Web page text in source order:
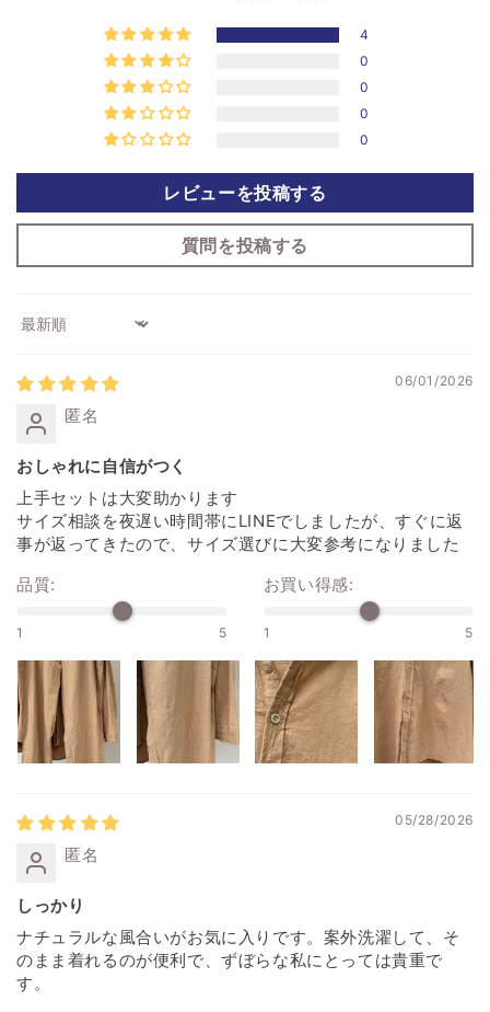
4
0
0
0
0
レビューを投稿する
質問を投稿する
Sort by
06/01/2026
匿名
おしゃれに自信がつく
上手セットは大変助かります
サイズ相談を夜遅い時間帯にLINEでしましたが、すぐに返
事が返ってきたので、サイズ選びに大変参考になりました
品質:
1 5
お買い得感:
1 5
05/28/2026
匿名
しっかり
ナチュラルな風合いがお気に入りです。案外洗濯して、そ
のまま着れるのが便利で、ずぼらな私にとっては貴重で
す。